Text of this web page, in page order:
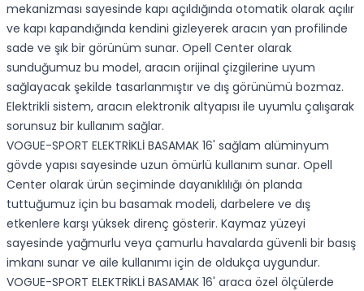
mekanizması sayesinde kapı açıldığında otomatik olarak açılır
ve kapı kapandığında kendini gizleyerek aracın yan profilinde
sade ve şık bir görünüm sunar. Opell Center olarak
sunduğumuz bu model, aracın orijinal çizgilerine uyum
sağlayacak şekilde tasarlanmıştır ve dış görünümü bozmaz.
Elektrikli sistem, aracın elektronik altyapısı ile uyumlu çalışarak
sorunsuz bir kullanım sağlar.
VOGUE-SPORT ELEKTRİKLİ BASAMAK 16' sağlam alüminyum
gövde yapısı sayesinde uzun ömürlü kullanım sunar. Opell
Center olarak ürün seçiminde dayanıklılığı ön planda
tuttuğumuz için bu basamak modeli, darbelere ve dış
etkenlere karşı yüksek direnç gösterir. Kaymaz yüzeyi
sayesinde yağmurlu veya çamurlu havalarda güvenli bir basış
imkanı sunar ve aile kullanımı için de oldukça uygundur.
VOGUE-SPORT ELEKTRİKLİ BASAMAK 16' araca özel ölçülerde